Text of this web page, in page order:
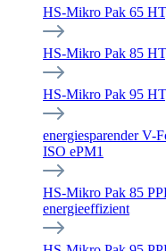
HS-Mikro Pak 65
HS-Mikro Pak 85
HS-Mikro Pak 95
energiesparender
ISO ePM1
HS-Mikro Pak 85
energieeffizient